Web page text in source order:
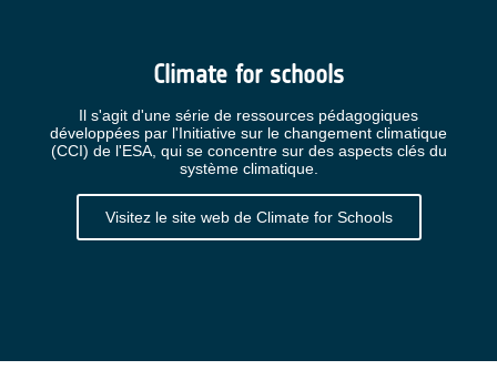
Climate for schools
Il s'agit d'une série de ressources pédagogiques
développées par l'Initiative sur le changement climatique
(CCI) de l'ESA, qui se concentre sur des aspects clés du
système climatique.
Visitez le site web de Climate for Schools